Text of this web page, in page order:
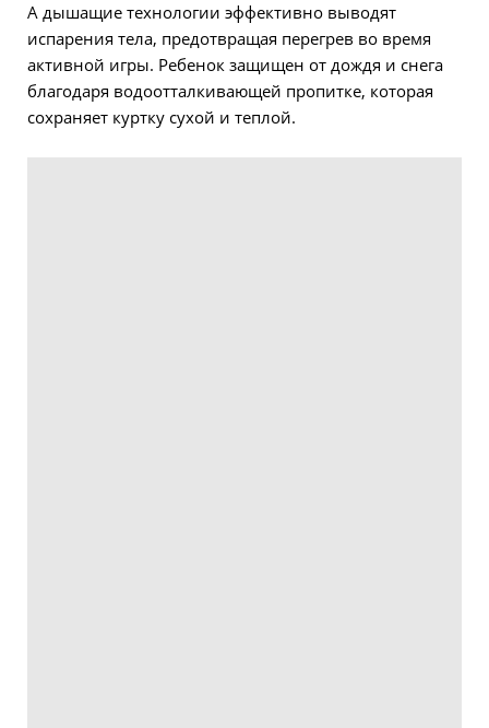
А дышащие технологии эффективно выводят
испарения тела, предотвращая перегрев во время
активной игры. Ребенок защищен от дождя и снега
благодаря водоотталкивающей пропитке, которая
сохраняет куртку сухой и теплой.